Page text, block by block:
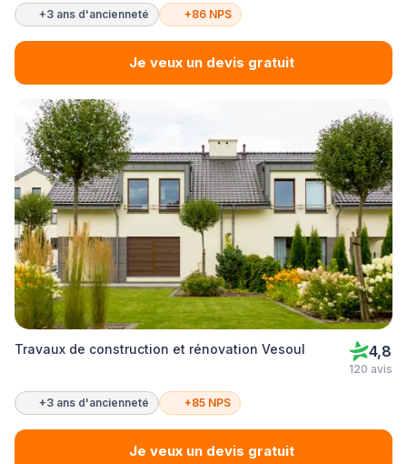
+3 ans d'ancienneté +86 NPS
Je veux un devis gratuit
Travaux de construction et rénovation Vesoul 4,8
120 avis
+3 ans d'ancienneté +85 NPS
Je veux un devis gratuit